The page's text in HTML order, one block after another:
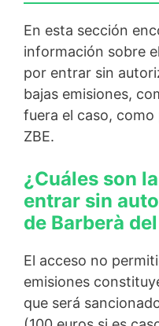
En esta sección
información sobre
por entrar sin
bajas emisiones,
fuera el caso, como
ZBE.
¿Cuáles son
entrar sin
de Barberà
El acceso no
emisiones
que será